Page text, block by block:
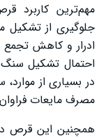
مهم‌ترین
جلوگیری از
ادرار و کاهش تجمع
احتمال تشکیل
در بسیاری از
مصرف مایعات
همچنین این قرص در